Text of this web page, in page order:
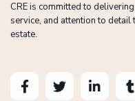
CRE is committed to
service, and attention to
estate.